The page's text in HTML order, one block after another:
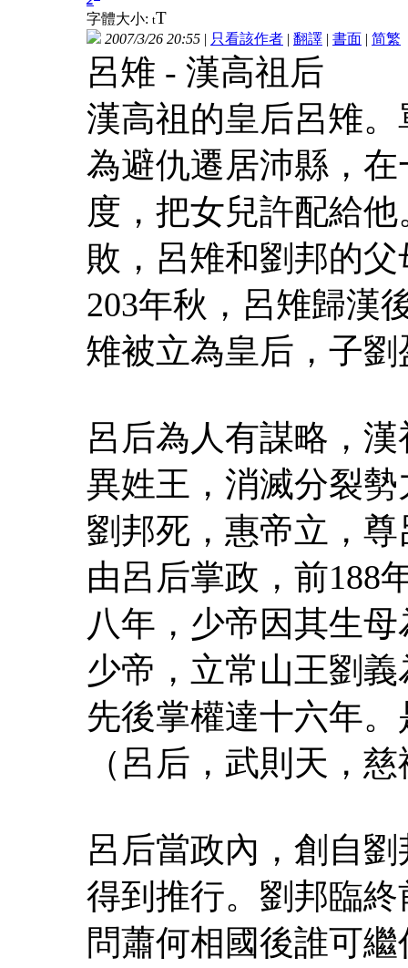
字體大小: tT
2007/3/26 20:55 | 只看該作者 | 翻譯 | 書面 | 简繁
呂雉 - 漢高祖后
漢高祖的皇后呂雉
為避仇遷居沛縣，
度，把女兒許配給
敗，呂雉和劉邦的
203年秋，呂雉歸漢
雉被立為皇后，子
呂后為人有謀略，
異姓王，消滅分裂
劉邦死，惠帝立，
由呂后掌政，前188
八年，少帝因其生
少帝，立常山王劉
先後掌權達十六年
（呂后，武則天，
呂后當政內，創自
得到推行。劉邦臨
問蕭何相國後誰可